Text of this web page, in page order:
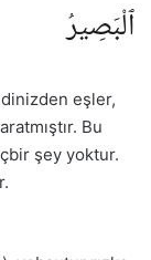
ٱلْبَصِيرُ
eşler,
Bu
şey yoktur.